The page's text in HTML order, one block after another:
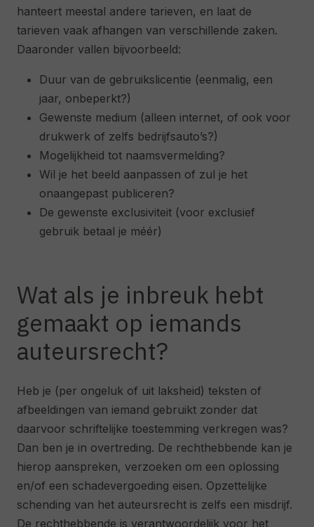
hanteert meestal andere tarieven, en laat de
tarieven vaak afhangen van verschillende zaken.
Daaronder vallen bijvoorbeeld:
Duur van de gebruikslicentie (eenmalig, een
jaar, onbeperkt?)
Gewenste medium (alleen internet, of ook voor
drukwerk of zelfs bedrijfsauto’s?)
Mogelijkheid tot naamsvermelding?
Wil je het beeld aanpassen of zul je het
onaangepast publiceren?
De gewenste exclusiviteit (voor exclusief
gebruik betaal je méér)
Wat als je inbreuk hebt
gemaakt op iemands
auteursrecht?
Heb je (per ongeluk of uit laksheid) teksten of
afbeeldingen van iemand gebruikt zonder dat
daarvoor schriftelijke toestemming verkregen was?
Dan ben je in overtreding. De rechthebbende kan je
hierop aanspreken, verzoeken om een oplossing
en/of een schadevergoeding eisen. Opzettelijke
schending van het auteursrecht is zelfs een misdrijf.
De rechthebbende is verantwoordelijk voor het